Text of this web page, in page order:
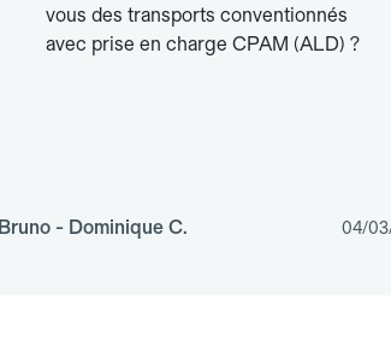
vous des transports conventionnés
avec prise en charge CPAM (ALD) ?
Bruno - Dominique C. 04/